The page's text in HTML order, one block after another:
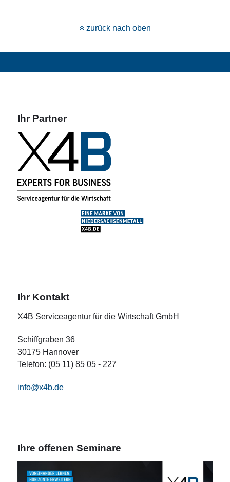
zurück nach oben
Ihr Partner
Ihr Kontakt
X4B Serviceagentur für die Wirtschaft GmbH
Schiffgraben 36
30175 Hannover
Telefon: (05 11) 85 05 - 227
info@x4b.de
Ihre offenen Seminare